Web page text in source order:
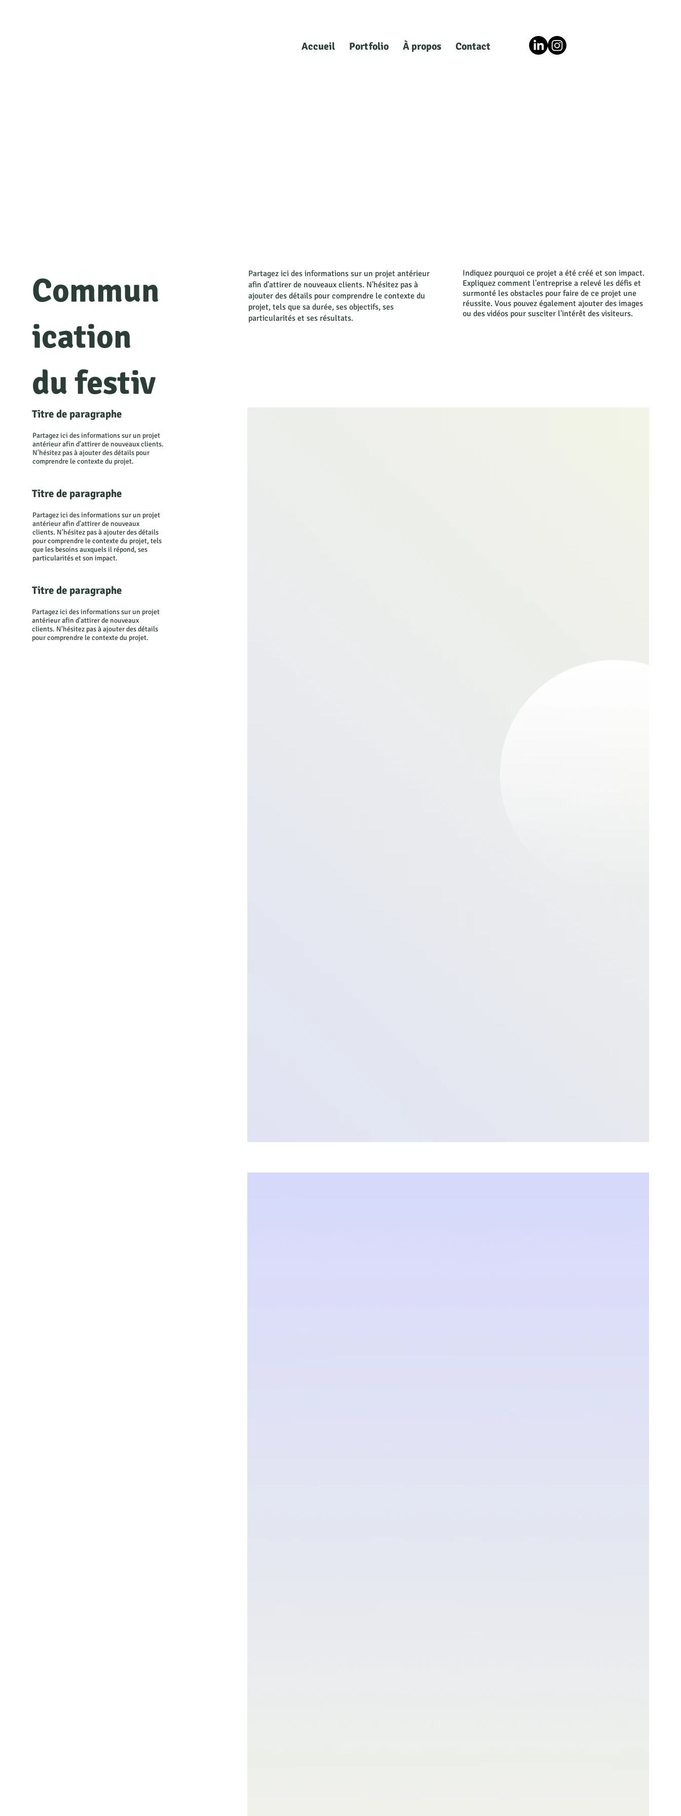
Accueil Portfolio À propos Contact
Commun
ication
du festiv
al
Transitio
ndays
2024
Partagez ici des informations sur un projet antérieur
afin d'attirer de nouveaux clients. N'hésitez pas à
ajouter des détails pour comprendre le contexte du
projet, tels que sa durée, ses objectifs, ses
particularités et ses résultats.
Indiquez pourquoi ce projet a été créé et son impact.
Expliquez comment l'entreprise a relevé les défis et
surmonté les obstacles pour faire de ce projet une
réussite. Vous pouvez également ajouter des images
ou des vidéos pour susciter l'intérêt des visiteurs.
Titre de paragraphe
Partagez ici des informations sur un projet
antérieur afin d'attirer de nouveaux clients.
N'hésitez pas à ajouter des détails pour
comprendre le contexte du projet.
Titre de paragraphe
Partagez ici des informations sur un projet
antérieur afin d'attirer de nouveaux
clients. N'hésitez pas à ajouter des détails
pour comprendre le contexte du projet, tels
que les besoins auxquels il répond, ses
particularités et son impact.
Titre de paragraphe
Partagez ici des informations sur un projet
antérieur afin d'attirer de nouveaux
clients. N'hésitez pas à ajouter des détails
pour comprendre le contexte du projet.